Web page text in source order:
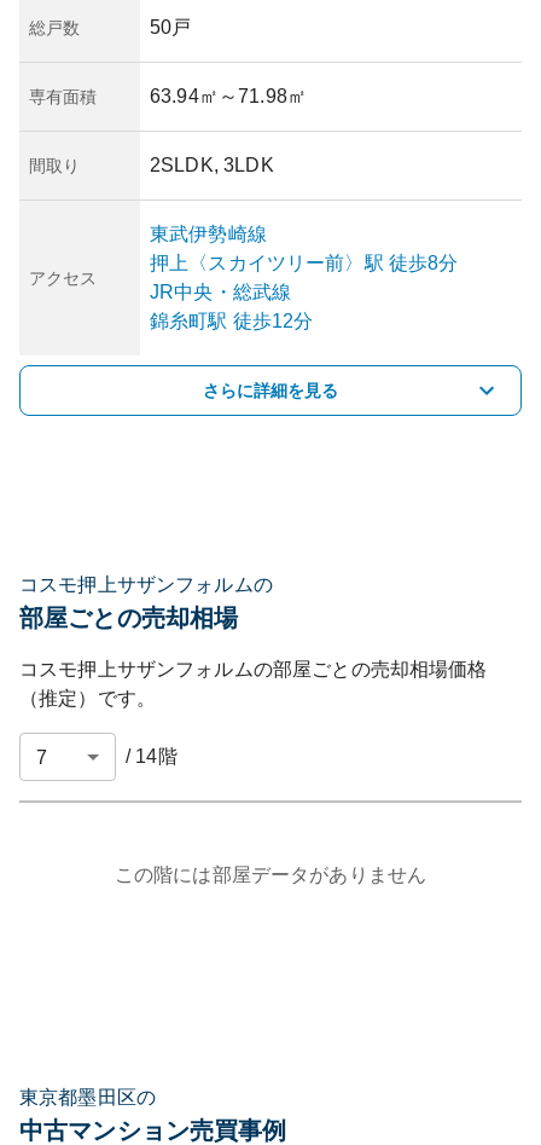
総戸数 50戸
専有面積 63.94㎡ ～71.98㎡
間取り 2SLDK, 3LDK
アクセス
東武伊勢崎線
押上〈スカイツリー前〉 駅 徒歩8分
JR中央・総武線
錦糸町駅 徒歩12分
さらに詳細を見る
コスモ押上サザンフォルムの
部屋ごとの売却相場
コスモ押上サザンフォルムの部屋ごとの売却相場価格
（推定）です。
/ 14階
この階には部屋データがありません
東京都墨田区の
中古マンション売買事例